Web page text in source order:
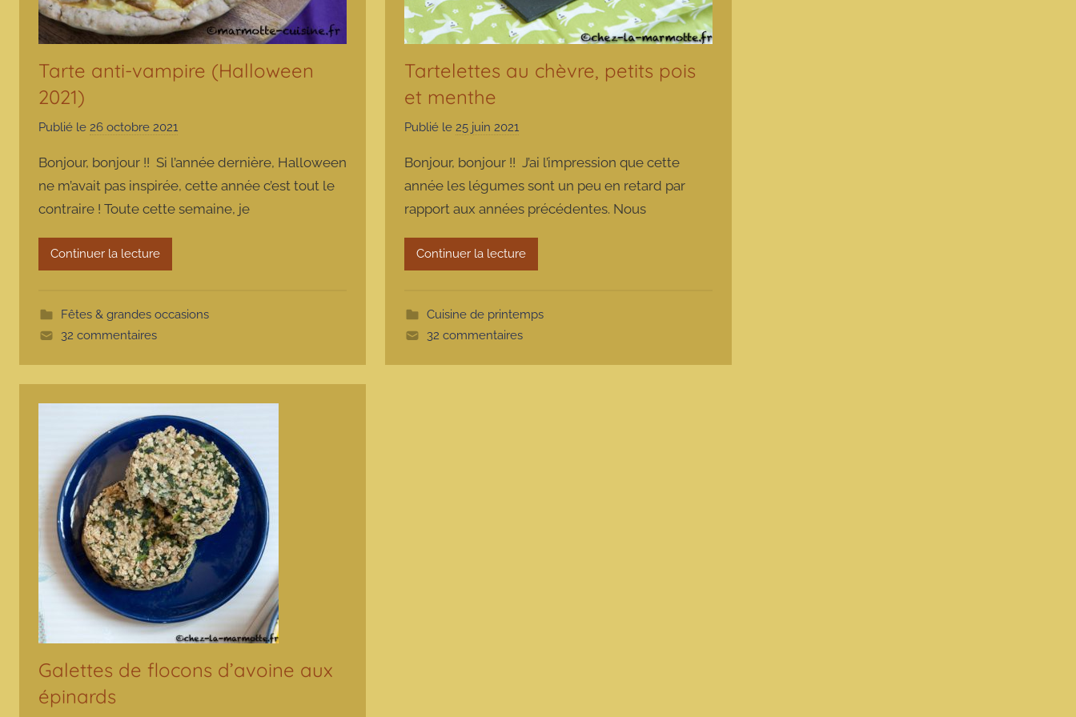
Tarte anti-vampire (Halloween
2021)
Publié le 26 octobre 2021
r
m
a
t
Bonjour, bonjour !! Si l’année dernière, Halloween
ne m’avait pas inspirée, cette année c’est tout le
contraire ! Toute cette semaine, je
Continuer la lecture
Fêtes & grandes occasions
32 commentaires
Tartelettes au chèvre, petits pois
et menthe
Publié le 25 juin 2021
r
m
a
m
o
t
e
Bonjour, bonjour !! J’ai l’impression que cette
année les légumes sont un peu en retard par
rapport aux années précédentes. Nous
Continuer la lecture
Cuisine de printemps
32 commentaires
Galettes de flocons d’avoine aux
épinards